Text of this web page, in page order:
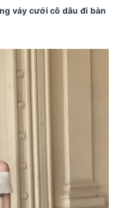
váy cưới cô dâu đi bàn